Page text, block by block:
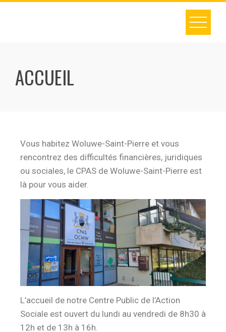
ACCUEIL
Vous habitez Woluwe-Saint-Pierre et vous
rencontrez des difficultés financières, juridiques
ou sociales, le CPAS de Woluwe-Saint-Pierre est
là pour vous aider.
L’accueil de notre Centre Public de l’Action
Sociale est ouvert du lundi au vendredi de 8h30 à
12h et de 13h à 16h.